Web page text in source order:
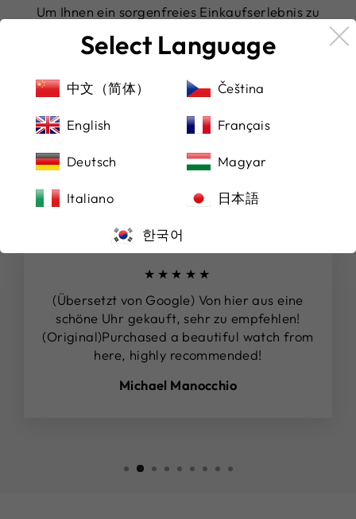
Um Ihnen ein sorgenfreies Einkaufserlebnis zu
sondern auch alle renommierten Kreditkarten. So
wählen und sich gleichzeitig auf einen sicheren
DAS SAGEN UNSERE KUNDEN
★★★★★
(Übersetzt von Google) Von hier aus eine
schöne Uhr gekauft, sehr zu empfehlen!
(Original)Purchased a beautiful watch from
here, highly recommended!
Michael Manocchio
Select Language
中文（简体） Čeština
English Français
Deutsch Magyar
Italiano 日本語
한국어